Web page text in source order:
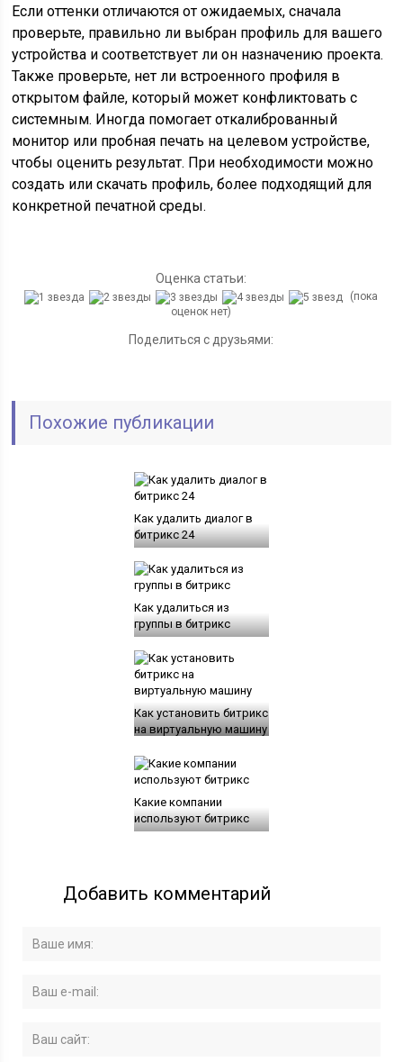
Если оттенки отличаются от ожидаемых, сначала
проверьте, правильно ли выбран профиль для вашего
устройства и соответствует ли он назначению проекта.
Также проверьте, нет ли встроенного профиля в
открытом файле, который может конфликтовать с
системным. Иногда помогает откалиброванный
монитор или пробная печать на целевом устройстве,
чтобы оценить результат. При необходимости можно
создать или скачать профиль, более подходящий для
конкретной печатной среды.
Оценка статьи:
(пока
оценок нет)
Поделиться с друзьями:
Похожие публикации
Как удалить диалог в
битрикс 24
Как удалиться из
группы в битрикс
Как установить битрикс
на виртуальную машину
Какие компании
используют битрикс
Добавить комментарий